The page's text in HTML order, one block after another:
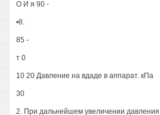
О И я 90 -
•8.
85 -
т 0
10 20 Давление на вдаде в аппарат. кПа
30
2. При дальнейшем увеличении